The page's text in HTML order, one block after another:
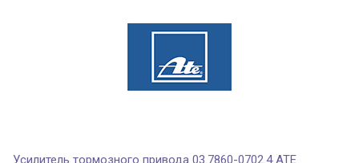
Усилитель тормозного привода 03.7860-0702.4 ATE